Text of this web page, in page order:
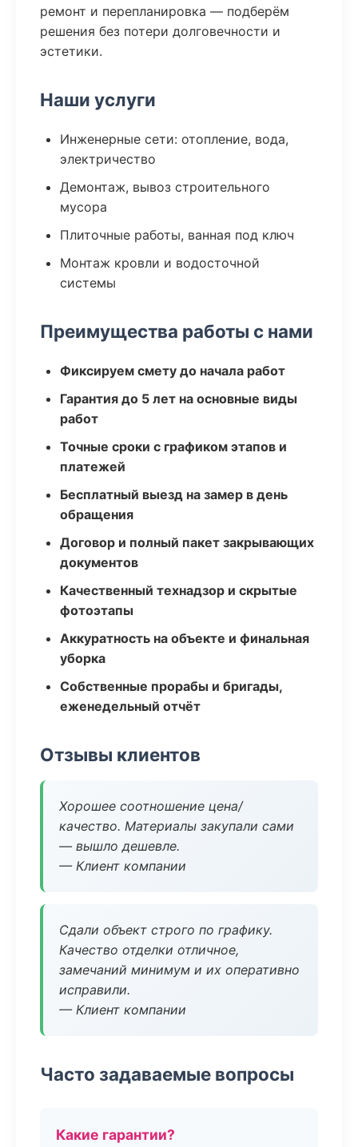
ремонт и перепланировка — подберём
решения без потери долговечности и
эстетики.
Наши услуги
Инженерные сети: отопление, вода,
электричество
Демонтаж, вывоз строительного
мусора
Плиточные работы, ванная под ключ
Монтаж кровли и водосточной
системы
Преимущества работы с нами
Фиксируем смету до начала работ
Гарантия до 5 лет на основные виды
работ
Точные сроки с графиком этапов и
платежей
Бесплатный выезд на замер в день
обращения
Договор и полный пакет закрывающих
документов
Качественный технадзор и скрытые
фотоэтапы
Аккуратность на объекте и финальная
уборка
Собственные прорабы и бригады,
еженедельный отчёт
Отзывы клиентов
Хорошее соотношение цена/
качество. Материалы закупали сами
— вышло дешевле.
— Клиент компании
Сдали объект строго по графику.
Качество отделки отличное,
замечаний минимум и их оперативно
исправили.
— Клиент компании
Часто задаваемые вопросы
Какие гарантии?